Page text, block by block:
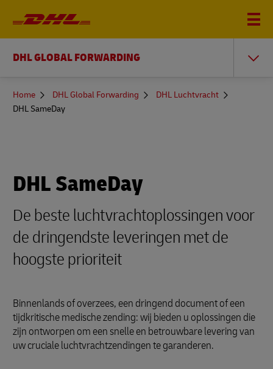
DHL GLOBAL FORWARDING
You
here
Home DHL Global Forwarding
DHL Luchtvracht
DHL SameDay
DHL SameDay
De beste luchtvrachtoplossingen voor
de dringendste leveringen met de
hoogste prioriteit
Binnenlands of overzees, een dringend document of een
tijdkritische medische zending: wij bieden u oplossingen die
zijn ontworpen om een snelle en betrouwbare levering van
uw cruciale luchtvrachtzendingen te garanderen.